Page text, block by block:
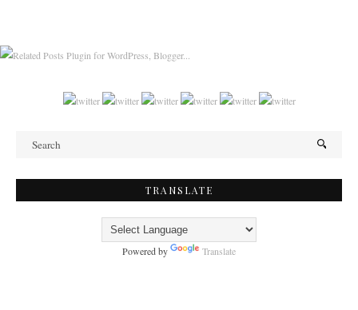
TRANSLATE
Powered by Translate